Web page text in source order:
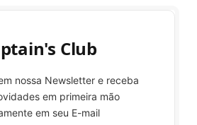
Club
nossa Newsletter e receba
em primeira mão
em seu E-mail